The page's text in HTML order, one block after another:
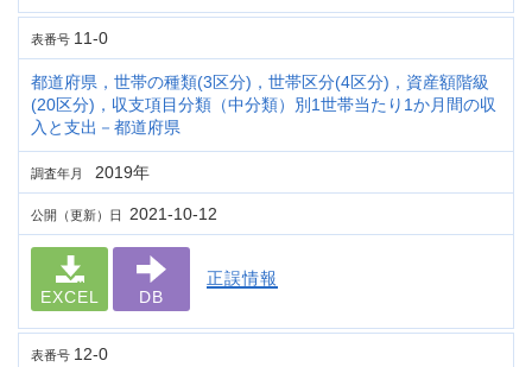
表番号 11-0
都道府県，世帯の種類(3区分)，世帯区分(4区分)，資産額階級
(20区分)，収支項目分類（中分類）別1世帯当たり1か月間の収
入と支出－都道府県
調査年月 2019年
公開（更新）日 2021-10-12
EXCEL DB
正誤情報
表番号 12-0